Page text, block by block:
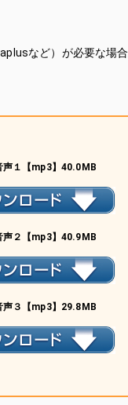
など）が必要な場合
声１【mp3】40.0MB
声２【mp3】40.9MB
声３【mp3】29.8MB